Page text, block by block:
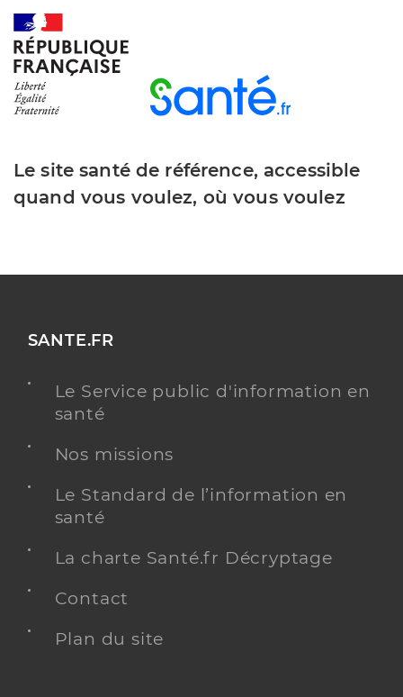
Le site santé de référence, accessible
quand vous voulez, où vous voulez
SANTE.FR
Le Service public d'information en
santé
Nos missions
Le Standard de l’information en
santé
La charte Santé.fr Décryptage
Contact
Plan du site